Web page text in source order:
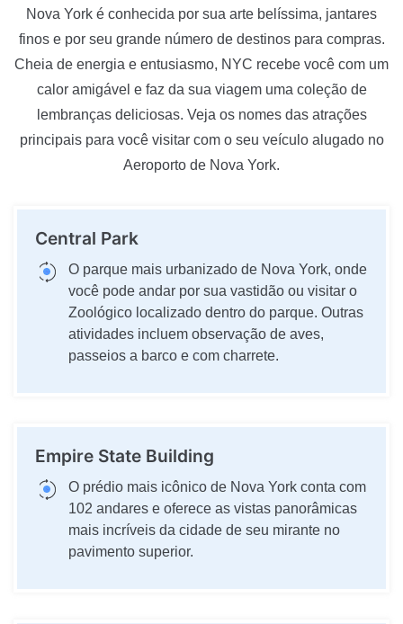
Nova York é conhecida por sua arte belíssima, jantares
finos e por seu grande número de destinos para compras.
Cheia de energia e entusiasmo, NYC recebe você com um
calor amigável e faz da sua viagem uma coleção de
lembranças deliciosas. Veja os nomes das atrações
principais para você visitar com o seu veículo alugado no
Aeroporto de Nova York.
Central Park
O parque mais urbanizado de Nova York, onde
você pode andar por sua vastidão ou visitar o
Zoológico localizado dentro do parque. Outras
atividades incluem observação de aves,
passeios a barco e com charrete.
Empire State Building
O prédio mais icônico de Nova York conta com
102 andares e oferece as vistas panorâmicas
mais incríveis da cidade de seu mirante no
pavimento superior.